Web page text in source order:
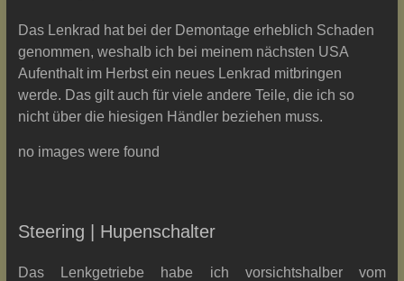
Das Lenkrad hat bei der Demontage erheblich Schaden
genommen, weshalb ich bei meinem nächsten USA
Aufenthalt im Herbst ein neues Lenkrad mitbringen
werde. Das gilt auch für viele andere Teile, die ich so
nicht über die hiesigen Händler beziehen muss.
no images were found
Steering | Hupenschalter
Das Lenkgetriebe habe ich vorsichtshalber vom